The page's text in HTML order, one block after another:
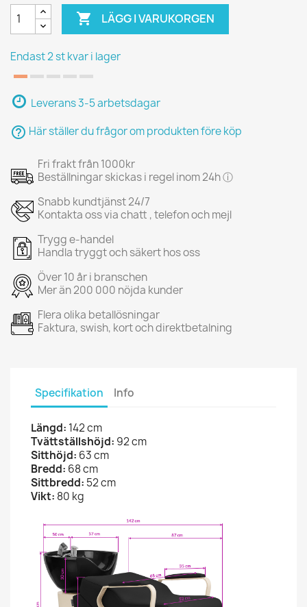
 LÄGG I VARUKORGEN
Endast 2 st kvar i lager
Leverans 3-5 arbetsdagar
help_outline Här ställer du frågor om produkten före köp
Fri frakt från 1000kr
Beställningar skickas i regel inom 24h ⓘ
Snabb kundtjänst 24/7
Kontakta oss via chatt , telefon och mejl
Trygg e-handel
Handla tryggt och säkert hos oss
Över 10 år i branschen
Mer än 200 000 nöjda kunder
Flera olika betallösningar
Faktura, swish, kort och direktbetalning
Specifikation Info
Längd: 142 cm
Tvättställshöjd: 92 cm
Sitthöjd: 63 cm
Bredd: 68 cm
Sittbredd: 52 cm
Vikt: 80 kg